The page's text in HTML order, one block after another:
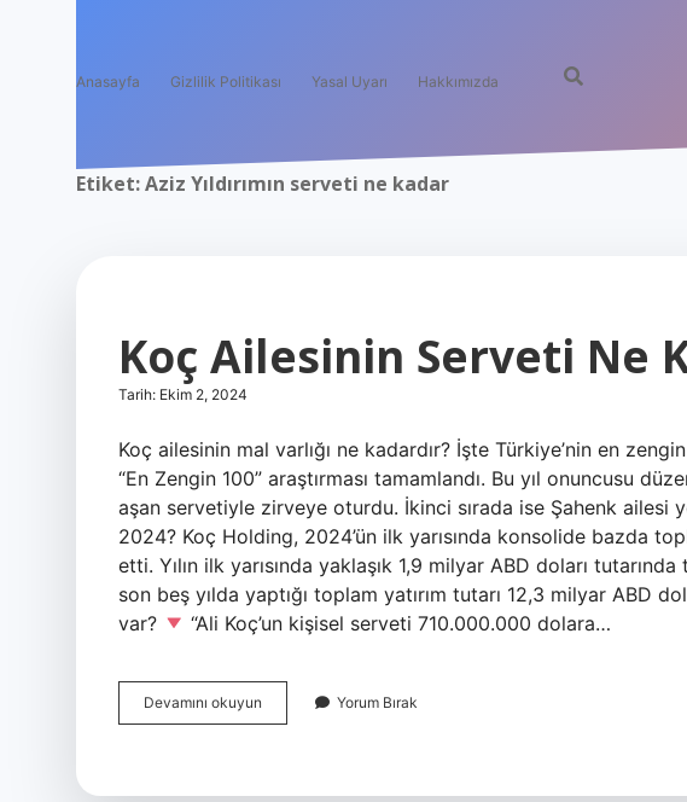
Anasayfa Gizlilik Politikası Yasal Uyarı Hakkımızda
Etiket:Aziz Yıldırımın serveti ne kadar
Koç Ailesinin Serveti Ne
Tarih: Ekim 2, 2024
Koç ailesinin mal varlığı ne kadardır? İşte Türkiye’nin en
“En Zengin 100” araştırması tamamlandı. Bu yıl onuncusu
aşan servetiyle zirveye oturdu. İkinci sırada ise Şahenk ailesi
2024? Koç Holding, 2024’ün ilk yarısında konsolide bazda
etti. Yılın ilk yarısında yaklaşık 1,9 milyar ABD doları
son beş yılda yaptığı toplam yatırım tutarı 12,3 milyar ABD
var?
“Ali Koç’un kişisel serveti 710.000.000 dolara…
Devamını okuyun
Ailesinin
Yorum Bırak